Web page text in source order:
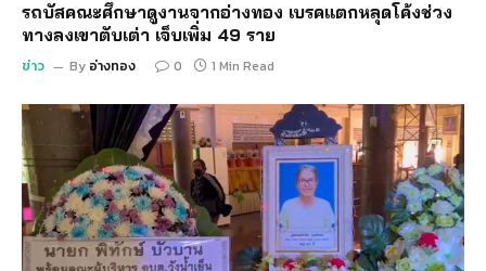
รถบัสคณะศึกษาดูงานจากอ่างทอง เบรคแตกหลุดโค้งช่วง
ทางลงเขาตับเต่า เจ็บเพิ่ม 49 ราย
ข่าว By อ่างทอง 0 1 Min Read